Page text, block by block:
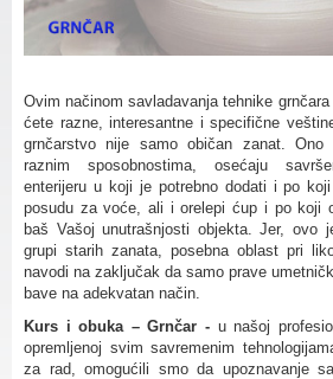
Ovim načinom savladavanja tehnike
ćete razne, interesantne i specifične
grnčarstvo nije samo običan zanat. Ono
raznim sposobnostima, osećaju
enterijeru u koji je potrebno dodati i po
posudu za voće, ali i orelepi ćup i po koji
baš Vašoj unutrašnjosti objekta. Jer, ovo
grupi starih zanata, posebna oblast pri
navodi na zaključak da samo prave
bave na adekvatan način.
Kurs i obuka – Grnčar - u našoj
opremljenoj svim savremenim
za rad, omogućili smo da upoznavanje